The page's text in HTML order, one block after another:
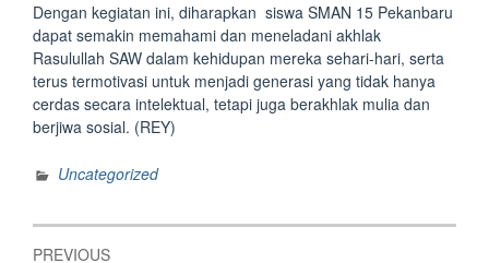
Dengan kegiatan ini, diharapkan siswa SMAN 15 Pekanbaru
dapat semakin memahami dan meneladani akhlak
Rasulullah SAW dalam kehidupan mereka sehari-hari, serta
terus termotivasi untuk menjadi generasi yang tidak hanya
cerdas secara intelektual, tetapi juga berakhlak mulia dan
berjiwa sosial. (REY)
Uncategorized
Post
PREVIOUS